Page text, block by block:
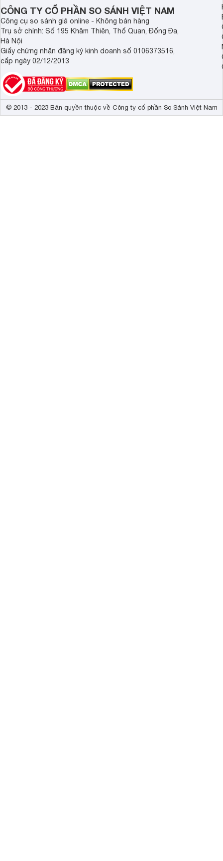
bát cao cấp.
CÔNG TY CỔ PHẦN SO SÁNH VIỆT NAM
Công cụ so sánh giá online - Không bán hàng
Trụ sở chính: Số 195 Khâm Thiên, Thổ Quan, Đống Đa,
Hà Nội
Giấy chứng nhận đăng ký kinh doanh số 0106373516,
cấp ngày 02/12/2013
© 2013 - 2023 Bản quyền thuộc về Công ty cổ phần So Sánh Việt Nam